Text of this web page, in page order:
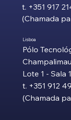
t. +351 917
(Chamada
Lisboa
Pólo
Lote 1 - Sala
t. +351 912
(Chamada